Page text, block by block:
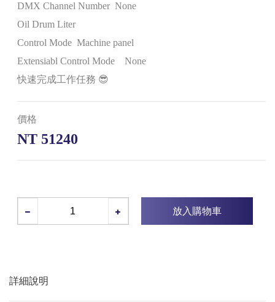
DMX Channel Number None
Oil Drum Liter
Control Mode Machine panel
Extensiabl Control Mode None
快速完成工作任務 😎
價格
NT 51240
放入購物車
詳細說明